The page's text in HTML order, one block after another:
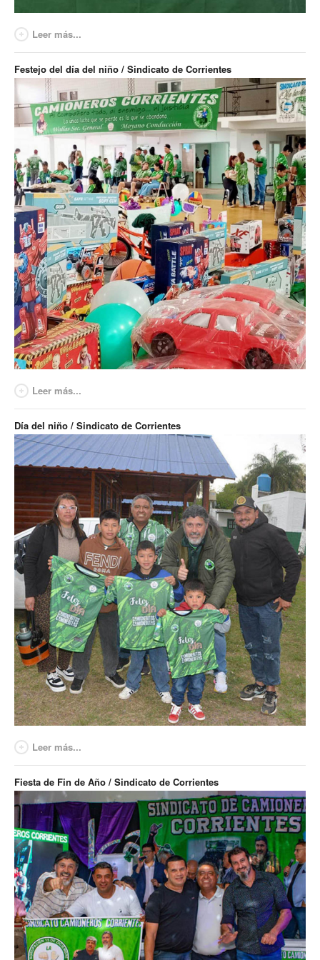
Leer más...
Festejo del día del niño / Sindicato de Corrientes
Leer más...
Día del niño / Sindicato de Corrientes
Leer más...
Fiesta de Fin de Año / Sindicato de Corrientes